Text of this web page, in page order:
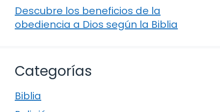
Descubre los beneficios de la
obediencia a Dios según la Biblia
Categorías
Biblia